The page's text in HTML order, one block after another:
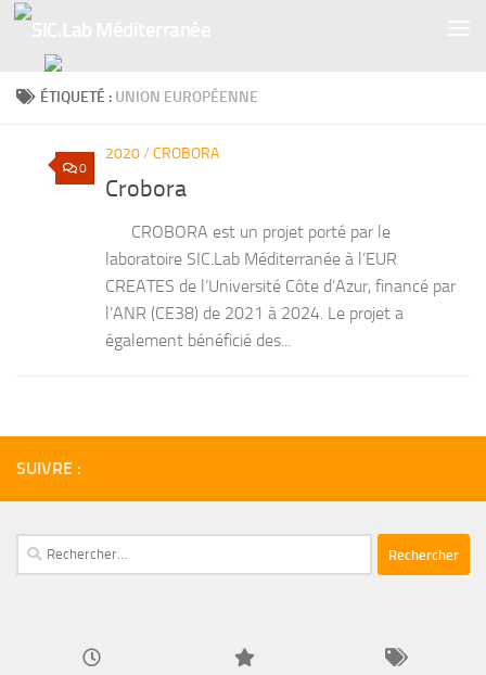
ÉTIQUETÉ : UNION EUROPÉENNE
0
2020/ CROBORA
Crobora
CROBORA est un projet porté par le
laboratoire SIC.Lab Méditerranée à l’EUR
CREATES de l’Université Côte d’Azur, financé par
l’ANR (CE38) de 2021 à 2024. Le projet a
également bénéficié des...
SUIVRE :
Rechercher :